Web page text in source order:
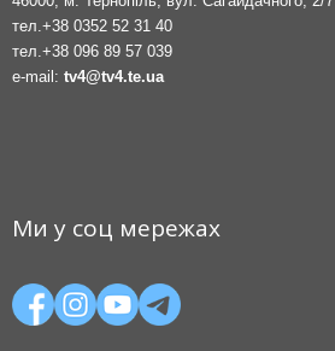
тел.+38 0352 52 31 40
тел.+38 096 89 57 039
e-mail: tv4@tv4.te.ua
Ми у соц мережах